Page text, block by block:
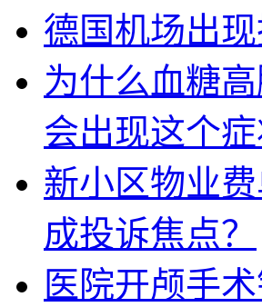
德国机场出
为什么血糖
会出现这个
新小区物业
成投诉焦点？
医院开颅手